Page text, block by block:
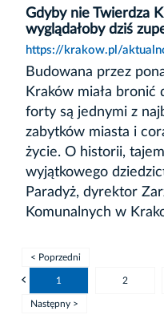
Gdyby nie Twierdza
wyglądałoby dziś
https://krakow.pl/
Budowana przez
Kraków miała
forty są jednymi z
zabytków miasta i
życie. O historii,
wyjątkowego
Paradyż, dyrektor
Komunalnych w
< Poprzedni
1 2
Następny >